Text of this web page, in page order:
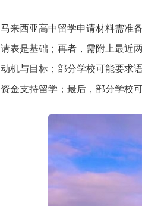
马来西亚高中留学申请材料需准
请表是基础；再者，需附上最近
动机与目标；部分学校可能要求
资金支持留学；最后，部分学校